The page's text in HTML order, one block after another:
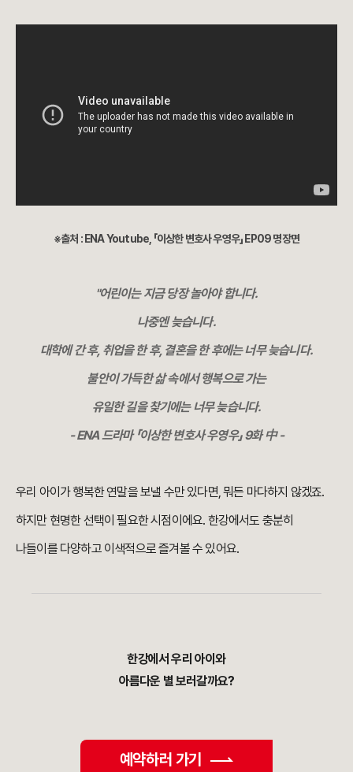
※출처 : ENA Youtube, 「이상한 변호사 우영우」 EP09 명장면
"어린이는 지금 당장 놀아야 합니다.
나중엔 늦습니다.
대학에 간 후, 취업을 한 후, 결혼을 한 후에는 너무 늦습니다.
불안이 가득한 삶 속에서 행복으로 가는
유일한 길을 찾기에는 너무 늦습니다.
- ENA 드라마 「이상한 변호사 우영우」 9화 中 -
우리 아이가 행복한 연말을 보낼 수만 있다면, 뭐든 마다하지 않겠죠.
하지만 현명한 선택이 필요한 시점이에요. 한강에서도 충분히
나들이를 다양하고 이색적으로 즐겨볼 수 있어요.
한강에서 우리 아이와
아름다운 별 보러갈까요?
예약하러 가기